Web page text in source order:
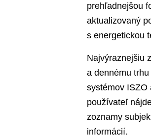
prehľadnejšou
aktualizovaný
s energetickou
Najvýraznejšiu
a dennému
systémov ISZO
používateľ
zoznamy
informácií.